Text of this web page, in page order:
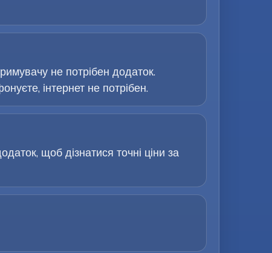
не потрібен додаток.
інтернет не потрібен.
щоб дізнатися точні ціни за